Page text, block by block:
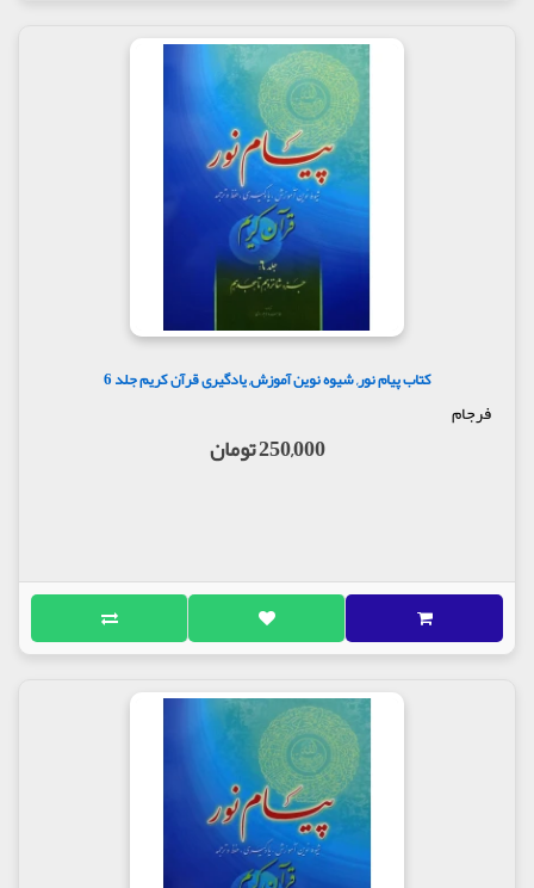
کتاب پیام نور, شیوه نوین آموزش, یادگیری قرآن کریم جلد 6
فرجام
250,000 تومان